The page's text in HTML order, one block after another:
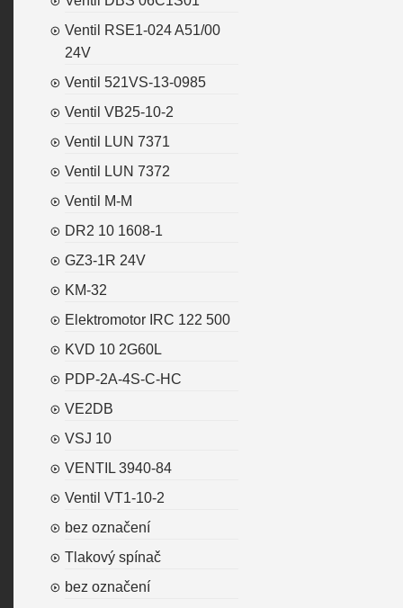
Ventil RSE1-024 A51/00
24V
Ventil 521VS-13-0985
Ventil VB25-10-2
Ventil LUN 7371
Ventil LUN 7372
Ventil M-M
DR2 10 1608-1
GZ3-1R 24V
KM-32
Elektromotor IRC 122 500
KVD 10 2G60L
PDP-2A-4S-C-HC
VE2DB
VSJ 10
VENTIL 3940-84
Ventil VT1-10-2
bez označení
Tlakový spínač
bez označení